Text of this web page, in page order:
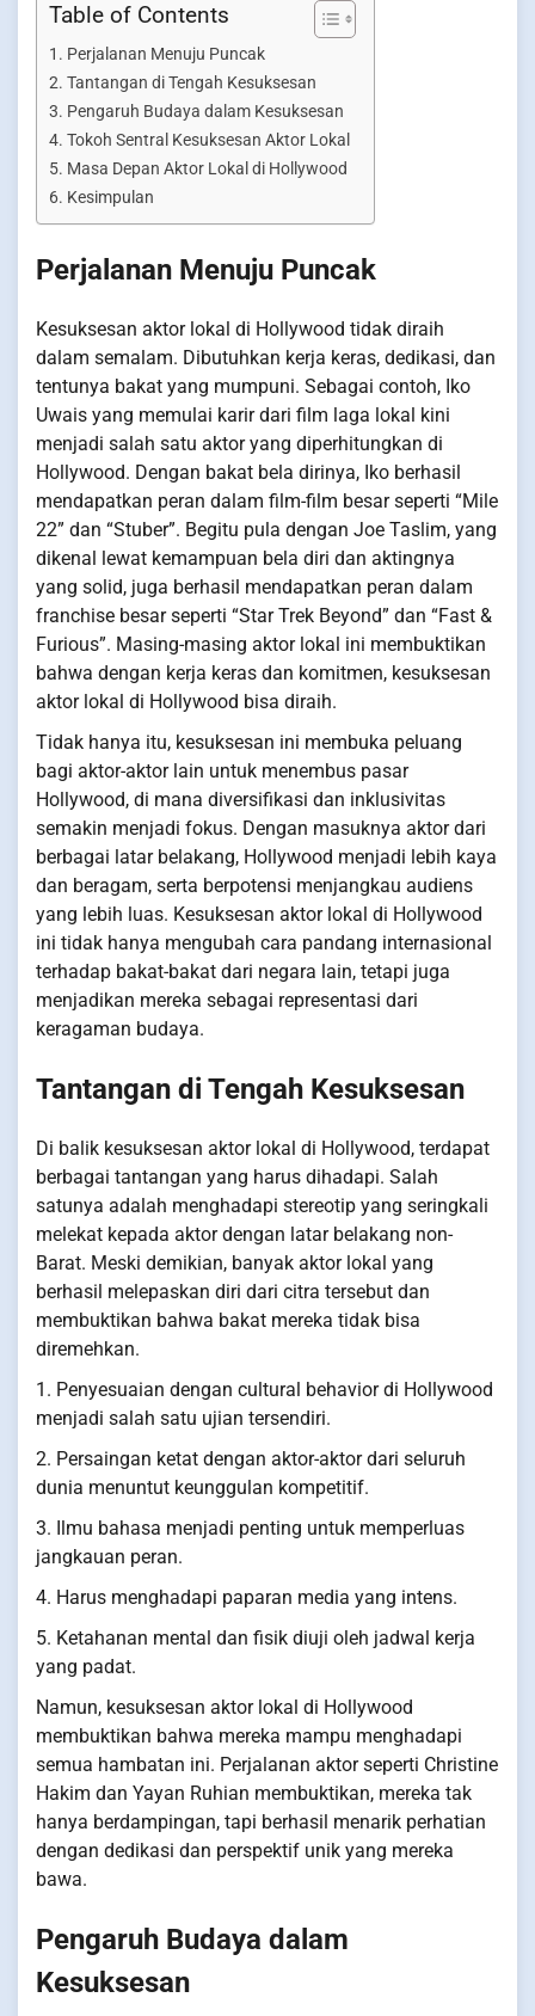
Table of Contents
Perjalanan Menuju Puncak
Tantangan di Tengah Kesuksesan
Pengaruh Budaya dalam Kesuksesan
Tokoh Sentral Kesuksesan Aktor Lokal
Masa Depan Aktor Lokal di Hollywood
Kesimpulan
Perjalanan Menuju Puncak
Kesuksesan aktor lokal di Hollywood tidak diraih
dalam semalam. Dibutuhkan kerja keras, dedikasi, dan
tentunya bakat yang mumpuni. Sebagai contoh, Iko
Uwais yang memulai karir dari film laga lokal kini
menjadi salah satu aktor yang diperhitungkan di
Hollywood. Dengan bakat bela dirinya, Iko berhasil
mendapatkan peran dalam film-film besar seperti “Mile
22” dan “Stuber”. Begitu pula dengan Joe Taslim, yang
dikenal lewat kemampuan bela diri dan aktingnya
yang solid, juga berhasil mendapatkan peran dalam
franchise besar seperti “Star Trek Beyond” dan “Fast &
Furious”. Masing-masing aktor lokal ini membuktikan
bahwa dengan kerja keras dan komitmen, kesuksesan
aktor lokal di Hollywood bisa diraih.
Tidak hanya itu, kesuksesan ini membuka peluang
bagi aktor-aktor lain untuk menembus pasar
Hollywood, di mana diversifikasi dan inklusivitas
semakin menjadi fokus. Dengan masuknya aktor dari
berbagai latar belakang, Hollywood menjadi lebih kaya
dan beragam, serta berpotensi menjangkau audiens
yang lebih luas. Kesuksesan aktor lokal di Hollywood
ini tidak hanya mengubah cara pandang internasional
terhadap bakat-bakat dari negara lain, tetapi juga
menjadikan mereka sebagai representasi dari
keragaman budaya.
Tantangan di Tengah Kesuksesan
Di balik kesuksesan aktor lokal di Hollywood, terdapat
berbagai tantangan yang harus dihadapi. Salah
satunya adalah menghadapi stereotip yang seringkali
melekat kepada aktor dengan latar belakang non-
Barat. Meski demikian, banyak aktor lokal yang
berhasil melepaskan diri dari citra tersebut dan
membuktikan bahwa bakat mereka tidak bisa
diremehkan.
1. Penyesuaian dengan cultural behavior di Hollywood
menjadi salah satu ujian tersendiri.
2. Persaingan ketat dengan aktor-aktor dari seluruh
dunia menuntut keunggulan kompetitif.
3. Ilmu bahasa menjadi penting untuk memperluas
jangkauan peran.
4. Harus menghadapi paparan media yang intens.
5. Ketahanan mental dan fisik diuji oleh jadwal kerja
yang padat.
Namun, kesuksesan aktor lokal di Hollywood
membuktikan bahwa mereka mampu menghadapi
semua hambatan ini. Perjalanan aktor seperti Christine
Hakim dan Yayan Ruhian membuktikan, mereka tak
hanya berdampingan, tapi berhasil menarik perhatian
dengan dedikasi dan perspektif unik yang mereka
bawa.
Pengaruh Budaya dalam
Kesuksesan